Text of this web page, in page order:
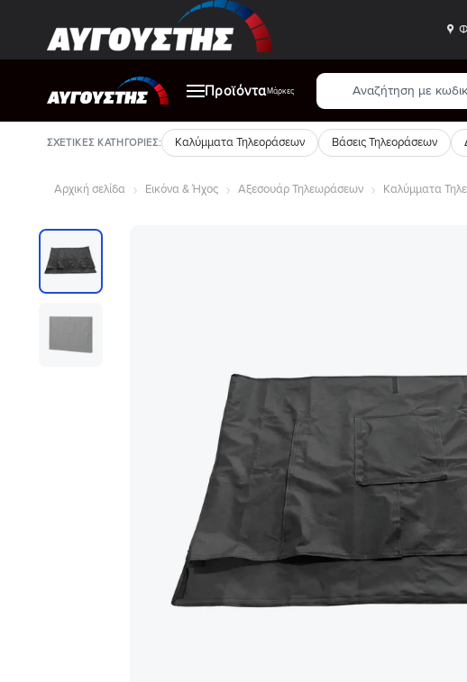
περιεχόμενο
ΠροϊόνταΜάρκες
Αναζήτηση
προϊόντων
ΣΧΕΤΙΚΈΣ ΚΑΤΗΓΟΡΊΕΣ: Καλύμματα Τηλεοράσεων Βάσεις Τηλεοράσεων
Αρχική σελίδα Εικόνα & Ήχος Αξεσουάρ Τηλεωράσεων Καλύμματα